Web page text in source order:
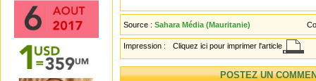
Source : Sahara Média (Mauritanie)
Impression : Cliquez ici pour imprimer l'article
POSTEZ UN